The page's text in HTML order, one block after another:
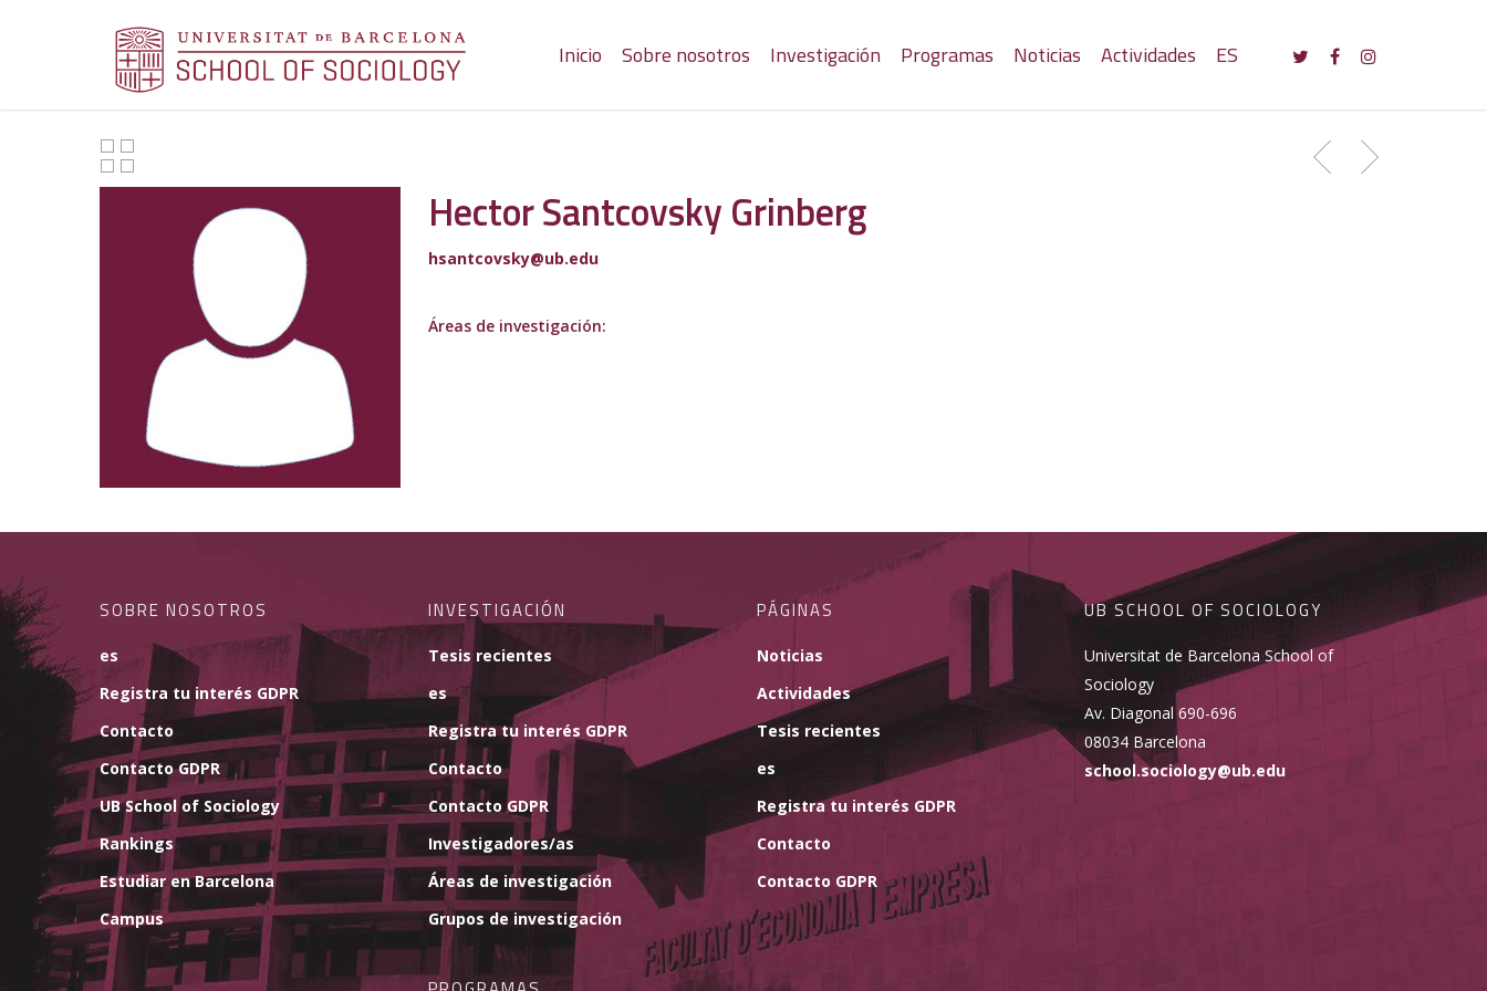
Inicio Sobre nosotros Investigación Programas Noticias Actividades ES
Hector Santcovsky Grinberg
hsantcovsky@ub.edu
Áreas de investigación:
SOBRE NOSOTROS
es
Registra tu interés GDPR
Contacto
Contacto GDPR
UB School of Sociology
Rankings
Estudiar en Barcelona
Campus
INVESTIGACIÓN
Tesis recientes
es
Registra tu interés GDPR
Contacto
Contacto GDPR
Investigadores/as
Áreas de investigación
Grupos de investigación
PÁGINAS
Noticias
Actividades
Tesis recientes
es
Registra tu interés GDPR
Contacto
Contacto GDPR
UB SCHOOL OF SOCIOLOGY
Universitat de Barcelona School of
Sociology
Av. Diagonal 690-696
08034 Barcelona
school.sociology@ub.edu